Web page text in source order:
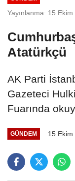
Yayınlanma: 15
Atatürkçü
AK Parti
Gazeteci
Fuarında
GÜNDEM 15